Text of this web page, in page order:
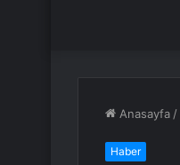
Anasayfa /
Haber